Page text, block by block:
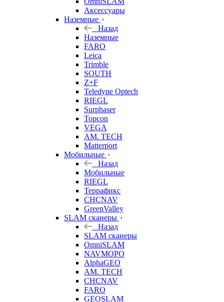
Аксессуары
Наземные
Назад
Наземные
FARO
Leica
Trimble
SOUTH
Z+F
Teledyne Optech
RIEGL
Surphaser
Topcon
VEGA
AM. TECH
Matterport
Мобильные
Назад
Мобильные
RIEGL
Террафикс
CHCNAV
GreenValley
SLAM сканеры
Назад
SLAM сканеры
OmniSLAM
NAVMOPO
AlphaGEO
AM. TECH
CHCNAV
FARO
GEOSLAM